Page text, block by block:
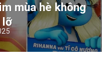
mùa hè không
lỡ